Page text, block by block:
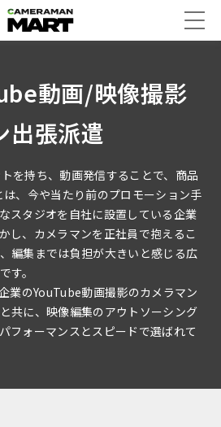
動画/映像撮影
出張派遣
を持ち、動画発信することで、商品
、今や当たり前のプロモーション手
スタジオを自社に設置している企業
し、カメラマンを正社員で抱えるこ
編集までは負担が大きいと感じる広
す。
業のYouTube動画撮影のカメラマン
共に、映像編集のアウトソーシング
フォーマンスとスピードで選ばれて